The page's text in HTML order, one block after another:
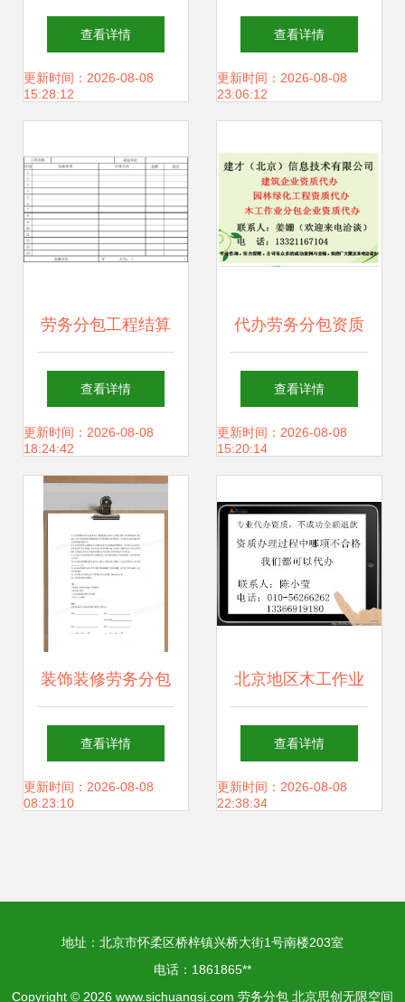
工程劳务分包价格
参考与分析
查看详情
更新时间：2026-08-08
15:28:12
清单 施工总承包视
角下的成本控制与
查看详情
更新时间：2026-08-08
23:06:12
劳务分包工程结算
单 关键要素与规范
流程
查看详情
更新时间：2026-08-08
18:24:42
代办劳务分包资质
与建筑资质咨询全
解析 价格、型号规
点
查看详情
更新时间：2026-08-08
15:20:14
装饰装修劳务分包
合同word模板下载
编号yqpaxygl 熊猫
查看详情
更新时间：2026-08-08
08:23:10
北京地区木工作业
分包企业资质与施
工总承包、劳务分
查看详情
更新时间：2026-08-08
22:38:34
地址：北京市怀柔区桥梓镇兴桥大街1号南楼203室
电话：1861865**
Copyright © 2026 www.sichuangsj.com 劳务分包 北京思创无限空间